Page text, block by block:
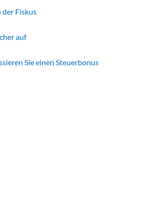
Fiskus
auf
Sie einen Steuerbonus